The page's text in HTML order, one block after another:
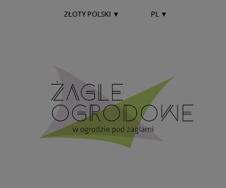
ZŁOTY POLSKI ▼ PL ▼